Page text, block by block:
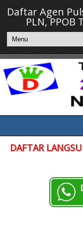
Daftar Agen
PLN,
DAFTAR